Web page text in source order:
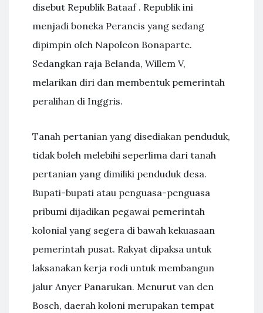
disebut Republik Bataaf . Republik ini
menjadi boneka Perancis yang sedang
dipimpin oleh Napoleon Bonaparte.
Sedangkan raja Belanda, Willem V,
melarikan diri dan membentuk pemerintah
peralihan di Inggris.
Tanah pertanian yang disediakan penduduk,
tidak boleh melebihi seperlima dari tanah
pertanian yang dimiliki penduduk desa.
Bupati-bupati atau penguasa-penguasa
pribumi dijadikan pegawai pemerintah
kolonial yang segera di bawah kekuasaan
pemerintah pusat. Rakyat dipaksa untuk
laksanakan kerja rodi untuk membangun
jalur Anyer Panarukan. Menurut van den
Bosch, daerah koloni merupakan tempat